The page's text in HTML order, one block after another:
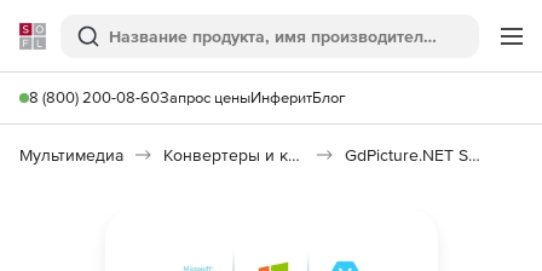
Softline
Поиск
8 (800) 200-08-60Запрос ценыИнферитБлог
Мультимедиа Конвертеры и кодировщики GdPicture.NET SDK